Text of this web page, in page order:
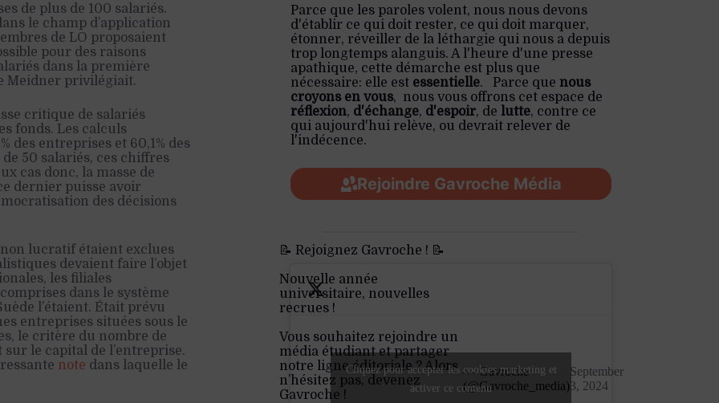
de plus de 100 salariés.
le champ d’application
de LO proposaient
pour des raisons
dans la première
Meidner privilégiait.
critique de salariés
fonds. Les calculs
des entreprises et 60,1% des
50 salariés, ces chiffres
cas donc, la masse de
dernier puisse avoir
des décisions
lucratif étaient exclues
devaient faire l’objet
les filiales
dans le système
l’étaient. Était prévu
entreprises situées sous le
le critère du nombre de
le capital de l’entreprise.
note dans laquelle le
Parce que les paroles volent, nous nous devons
d'établir ce qui doit rester, ce qui doit marquer,
étonner, réveiller de la léthargie qui nous a depuis
trop longtemps alanguis. A l'heure d'une presse
apathique, cette démarche est plus que
nécessaire: elle est essentielle. Parce que nous
croyons en vous, nous vous offrons cet espace de
réflexion, d'échange, d'espoir, de lutte, contre ce
qui aujourd'hui relève, ou devrait relever de
l'indécence.
Rejoindre Gavroche Média
📝 Rejoignez Gavroche ! 📝
Nouvelle année
universitaire, nouvelles
recrues !
Vous souhaitez rejoindre un
média étudiant et partager
notre ligne éditoriale ? Alors
n’hésitez pas, devenez
Gavroche !
— Gavroche
(@Gavroche_media)
September
3, 2024
Cliquez pour accepter les cookies marketing et
activer ce contenu